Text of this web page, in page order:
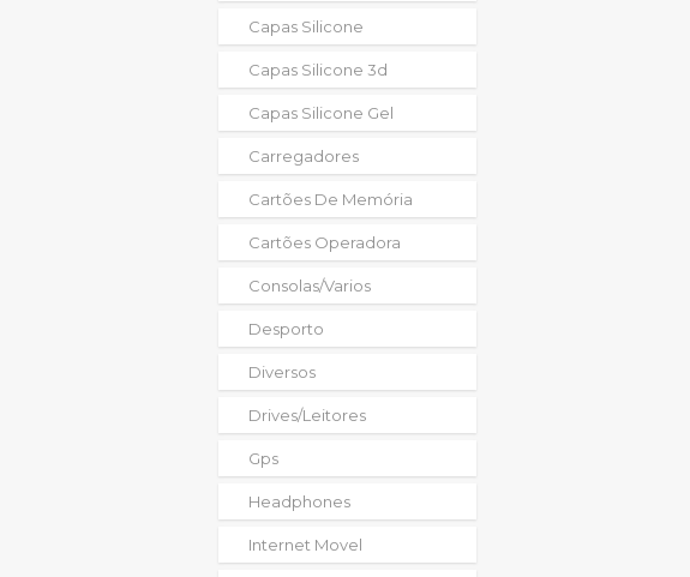
Capas Silicone
Capas Silicone 3d
Capas Silicone Gel
Carregadores
Cartões De Memória
Cartões Operadora
Consolas/varios
Desporto
Diversos
Drives/leitores
Gps
Headphones
Internet Movel